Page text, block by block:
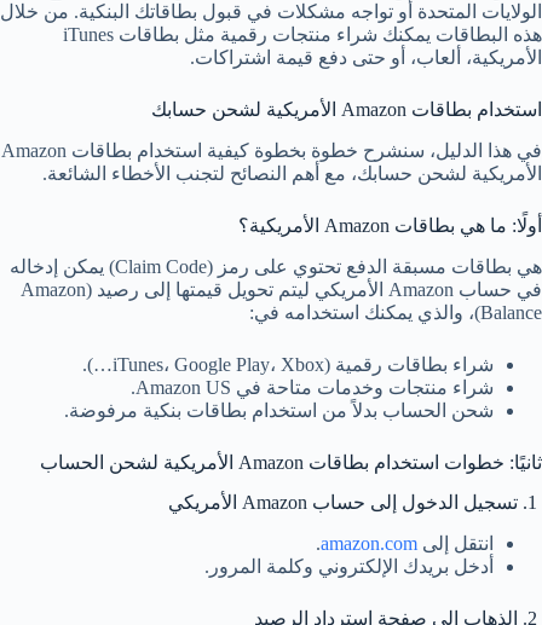
الولايات المتحدة أو تواجه مشكلات في قبول بطاقاتك البنكية. من خلال
هذه البطاقات يمكنك شراء منتجات رقمية مثل بطاقات iTunes
الأمريكية، ألعاب، أو حتى دفع قيمة اشتراكات.
استخدام بطاقات Amazon الأمريكية لشحن حسابك
في هذا الدليل، سنشرح خطوة بخطوة كيفية استخدام بطاقات Amazon
الأمريكية لشحن حسابك، مع أهم النصائح لتجنب الأخطاء الشائعة.
أولًا: ما هي بطاقات Amazon الأمريكية؟
هي بطاقات مسبقة الدفع تحتوي على رمز (Claim Code) يمكن إدخاله
في حساب Amazon الأمريكي ليتم تحويل قيمتها إلى رصيد (Amazon
Balance)، والذي يمكنك استخدامه في:
شراء بطاقات رقمية (iTunes، Google Play، Xbox…).
شراء منتجات وخدمات متاحة في Amazon US.
شحن الحساب بدلاً من استخدام بطاقات بنكية مرفوضة.
ثانيًا: خطوات استخدام بطاقات Amazon الأمريكية لشحن الحساب
انتقل إلى
.
أدخل بريدك الإلكتروني وكلمة المرور.